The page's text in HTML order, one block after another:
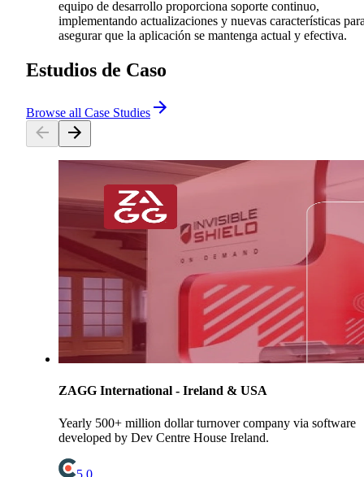
equipo de desarrollo proporciona soporte continuo,
implementando actualizaciones y nuevas características
asegurar que la aplicación se mantenga actual y efectiva.
Estudios de Caso
Browse all Case Studies
ZAGG International - Ireland & USA
Yearly 500+ million dollar turnover company via software
developed by Dev Centre House Ireland.
5.0